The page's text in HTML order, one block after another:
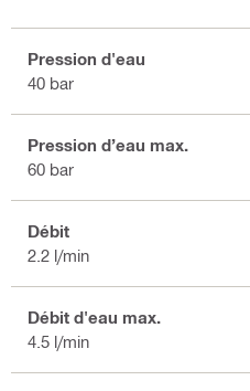
Pression d'eau
40 bar
Pression d’eau max.
60 bar
Débit
2.2 l/min
Débit d'eau max.
4.5 l/min